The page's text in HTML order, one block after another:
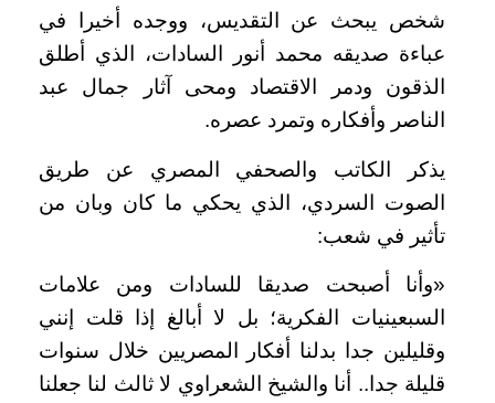
شخص يبحث عن التقديس، ووجده أخيرا في
عباءة صديقه محمد أنور السادات، الذي أطلق
الذقون ودمر الاقتصاد ومحى آثار جمال عبد
الناصر وأفكاره وتمرد عصره.
يذكر الكاتب والصحفي المصري عن طريق
الصوت السردي، الذي يحكي ما كان وبان من
تأثير في شعب:
«وأنا أصبحت صديقا للسادات ومن علامات
السبعينيات الفكرية؛ بل لا أبالغ إذا قلت إنني
وقليلين جدا بدلنا أفكار المصريين خلال سنوات
قليلة جدا.. أنا والشيخ الشعراوي لا ثالث لنا جعلنا